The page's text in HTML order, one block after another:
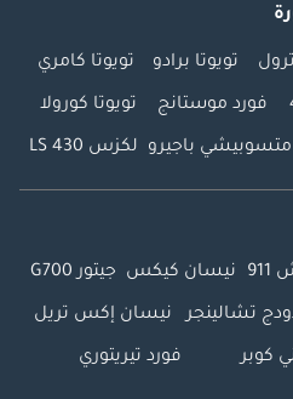
تويوتا برادو تويوتا كامري
فورد موستانج تويوتا كورولا
متسوبيشي باجيرو لكزس LS 430
نيسان كيكس جيتور G700
تشالينجر نيسان إكس تريل
كوبر فورد تيريتوري